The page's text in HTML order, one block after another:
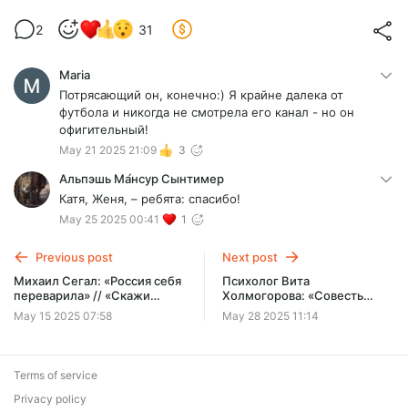
2 31
Maria
Потрясающий он, конечно:) Я крайне далека от
футбола и никогда не смотрела его канал - но он
офигительный!
May 21 2025 21:09 3
Альпэшь Ма́нсур Сынтимер
Катя, Женя, – ребята: спасибо!
May 25 2025 00:41 1
Previous post
Михаил Сегал: «Россия себя
переварила» // «Скажи
Гордеевой»
May 15 2025 07:58
Next post
Психолог Вита
Холмогорова: «Cовесть
говорит только, когда её
спрашивают» // «Cкажи
May 28 2025 11:14
Terms of service
Privacy policy